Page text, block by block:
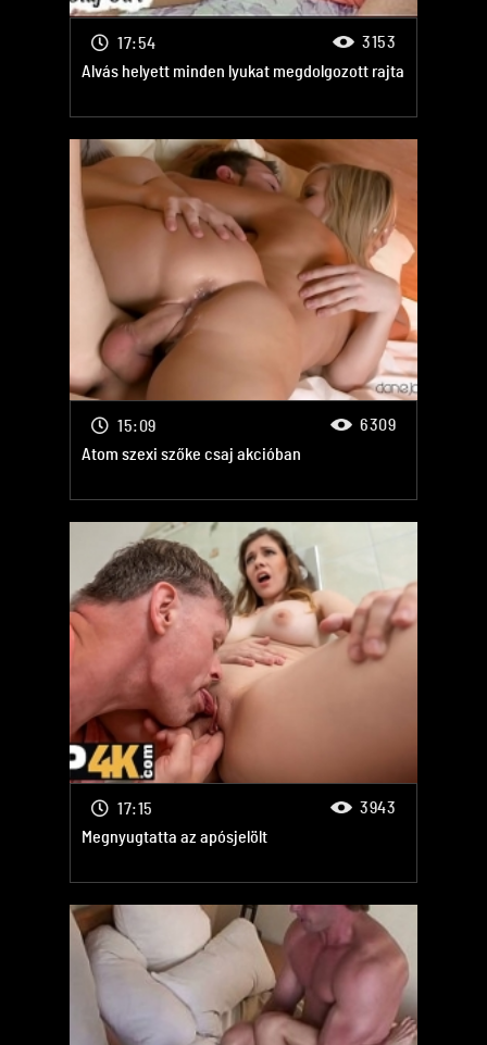
Alvás helyett minden lyukat megdolgozott rajta
17:54 3153
Atom szexi szőke csaj akcióban
15:09 6309
Megnyugtatta az apósjelölt
17:15 3943